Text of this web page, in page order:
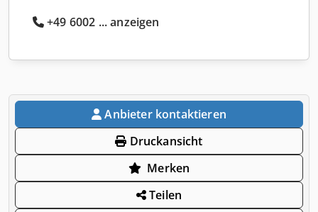
+49 6002 ... anzeigen
Anbieter kontaktieren
Druckansicht
Merken
Teilen